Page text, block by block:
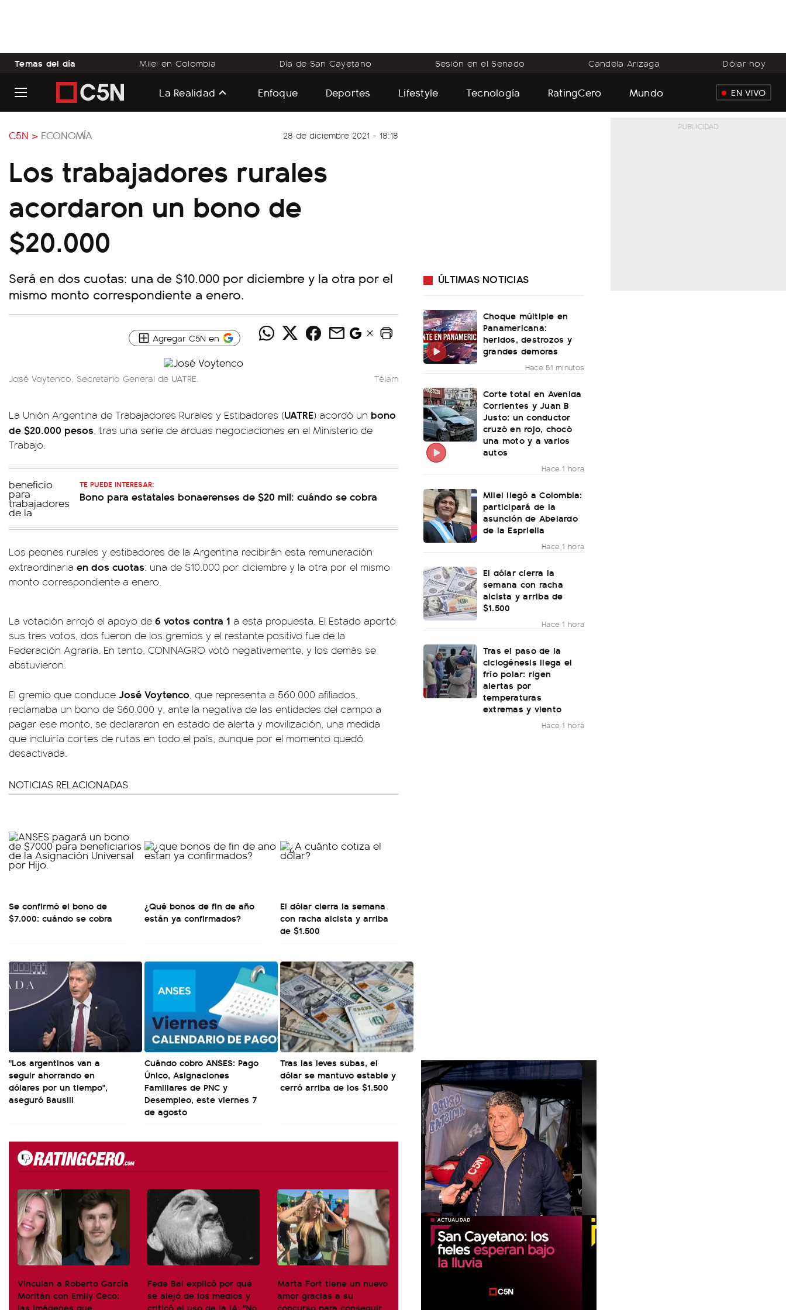
Temas del día Milei en Colombia Día de San Cayetano Sesión en el Senado Candela Arizaga Dólar hoy
La Realidad Enfoque Deportes Lifestyle Tecnología RatingCero Mundo EN VIVO
C5N > ECONOMÍA 28 de diciembre 2021 - 18:18
Los trabajadores rurales
acordaron un bono de
$20.000
Será en dos cuotas: una de $10.000 por diciembre y la otra por el
mismo monto correspondiente a enero.
Agregar C5N en
José Voytenco, Secretario General de UATRE. Télam
La Unión Argentina de Trabajadores Rurales y Estibadores (UATRE) acordó un bono
de $20.000 pesos, tras una serie de arduas negociaciones en el Ministerio de
Trabajo.
TE PUEDE INTERESAR:
Bono para estatales bonaerenses de $20 mil: cuándo se cobra
Los peones rurales y estibadores de la Argentina recibirán esta remuneración
extraordinaria en dos cuotas: una de $10.000 por diciembre y la otra por el mismo
monto correspondiente a enero.
La votación arrojó el apoyo de 6 votos contra 1 a esta propuesta. El Estado aportó
sus tres votos, dos fueron de los gremios y el restante positivo fue de la
Federación Agraria. En tanto, CONINAGRO votó negativamente, y los demás se
abstuvieron.
El gremio que conduce José Voytenco, que representa a 560.000 afiliados,
reclamaba un bono de $60.000 y, ante la negativa de las entidades del campo a
pagar ese monto, se declararon en estado de alerta y movilización, una medida
que incluiría cortes de rutas en todo el país, aunque por el momento quedó
desactivada.
NOTICIAS RELACIONADAS
Se confirmó el bono de
$7.000: cuándo se cobra
¿Qué bonos de fin de año
están ya confirmados?
El dólar cierra la semana
con racha alcista y arriba
de $1.500
"Los argentinos van a
seguir ahorrando en
dólares por un tiempo",
aseguró Bausili
Cuándo cobro ANSES: Pago
Único, Asignaciones
Familiares de PNC y
Desempleo, este viernes 7
de agosto
Tras las leves subas, el
dólar se mantuvo estable y
cerró arriba de los $1.500
Vinculan a Roberto García
Moritán con Emily Ceco:
Fede Bal explicó por qué
se alejó de los medios y
Marta Fort tiene un nuevo
amor gracias a su
ÚLTIMAS NOTICIAS
Choque múltiple en
Panamericana:
heridos, destrozos y
grandes demoras
Hace 51 minutos
Corte total en Avenida
Corrientes y Juan B
Justo: un conductor
cruzó en rojo, chocó
una moto y a varios
autos
Hace 1 hora
Milei llegó a Colombia:
participará de la
asunción de Abelardo
de la Espriella
Hace 1 hora
El dólar cierra la
semana con racha
alcista y arriba de
$1.500
Hace 1 hora
Tras el paso de la
ciclogénesis llega el
frío polar: rigen
alertas por
temperaturas
extremas y viento
Hace 1 hora